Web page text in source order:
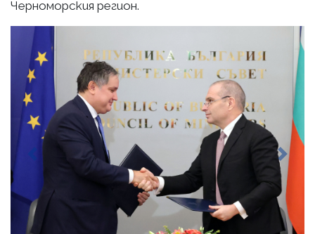
Черноморския регион.
Previous Next